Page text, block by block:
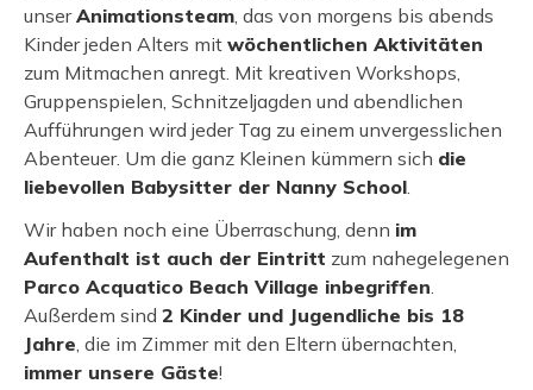
unserAnimationsteam, das von morgens bis abends
Kinder jeden Alters mit wöchentlichen Aktivitäten
zum Mitmachen anregt. Mit kreativen Workshops,
Gruppenspielen, Schnitzeljagden und abendlichen
Aufführungen wird jeder Tag zu einem unvergesslichen
Abenteuer. Um die ganz Kleinen kümmern sich die
liebevollen Babysitter der Nanny School.
Wir haben noch eine Überraschung, denn im
Aufenthalt ist auch der Eintritt zum nahegelegenen
Parco Acquatico Beach Village inbegriffen.
Außerdem sind 2 Kinder und Jugendliche bis 18
Jahre, die im Zimmer mit den Eltern übernachten,
immer unsere Gäste!